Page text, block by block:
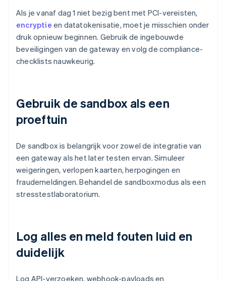
Als je vanaf dag 1 niet bezig bent met PCI-vereisten,
encryptie en datatokenisatie, moet je misschien onder
druk opnieuw beginnen. Gebruik de ingebouwde
beveiligingen van de gateway en volg de compliance-
checklists nauwkeurig.
Gebruik de sandbox als een
proeftuin
De sandbox is belangrijk voor zowel de integratie van
een gateway als het later testen ervan. Simuleer
weigeringen, verlopen kaarten, herpogingen en
fraudemeldingen. Behandel de sandboxmodus als een
stresstestlaboratorium.
Log alles en meld fouten luid en
duidelijk
Log API-verzoeken, webhook-payloads en